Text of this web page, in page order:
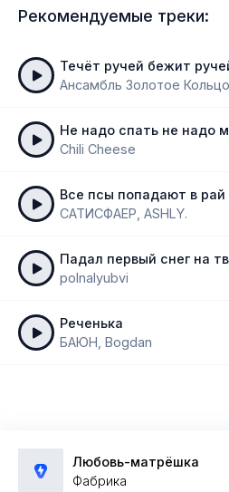
Рекомендуемые треки:
Течёт ручей бежит
Ансамбль Золотое Кольцо
Chili Cheese
Все псы попадают в рай
САТИСФАЕР, ASHLY.
Падал первый снег на
​polnalyubvi
Реченька
БАЮН, Bogdan
Любовь-матрёшка
Фабрика